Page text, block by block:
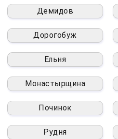
Демидов
Дорогобуж
Ельня
Монастырщина
Починок
Рудня